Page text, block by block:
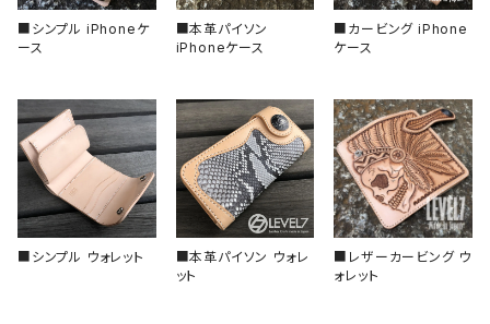
フラット型（エポキシ樹脂）
スロープ型（セラミック）
スロープ型（アルミ）
風防/クリスタル
その他、アクセサリー
■シンプル iPhoneケ
ース
■本革パイソン
iPhoneケース
■カービング iPhone
ケース
■シンプル ウォレット
■本革パイソン ウォレ
ット
■レザーカービング ウ
ォレット